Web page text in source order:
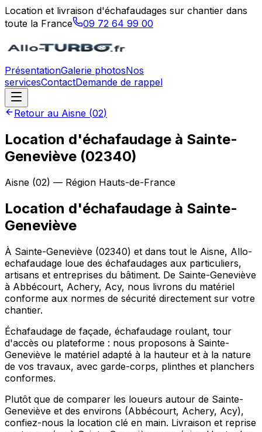
Location et livraison d'échafaudages sur chantier dans
toute la France
09 72 64 99 00
PrésentationGalerie photosNos
servicesContactDemande de rappel
Retour au Aisne (02)
Location d'échafaudage à Sainte-
Geneviève (02340)
Aisne (02) — Région Hauts-de-France
Location d'échafaudage à Sainte-
Geneviève
À Sainte-Geneviève (02340) et dans tout le Aisne, Allo-
echafaudage loue des échafaudages aux particuliers,
artisans et entreprises du bâtiment. De Sainte-Geneviève
à Abbécourt, Achery, Acy, nous livrons du matériel
conforme aux normes de sécurité directement sur votre
chantier.
Échafaudage de façade, échafaudage roulant, tour
d'accès ou plateforme : nous proposons à Sainte-
Geneviève le matériel adapté à la hauteur et à la nature
de vos travaux, avec garde-corps, plinthes et planchers
conformes.
Plutôt que de comparer les loueurs autour de Sainte-
Geneviève et des environs (Abbécourt, Achery, Acy),
confiez-nous la location clé en main. Livraison et reprise